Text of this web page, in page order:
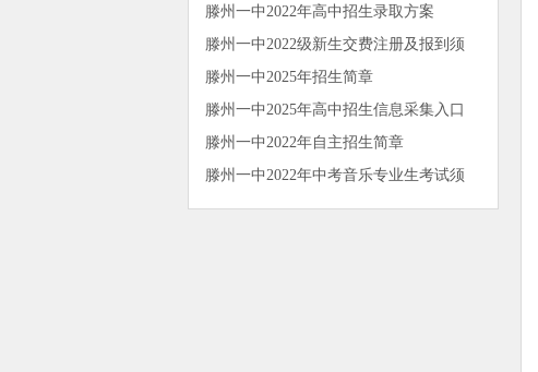
滕州一中2022年高中招生录取方案
滕州一中2022级新生交费注册及报到须
滕州一中2025年招生简章
滕州一中2025年高中招生信息采集入口
滕州一中2022年自主招生简章
滕州一中2022年中考音乐专业生考试须